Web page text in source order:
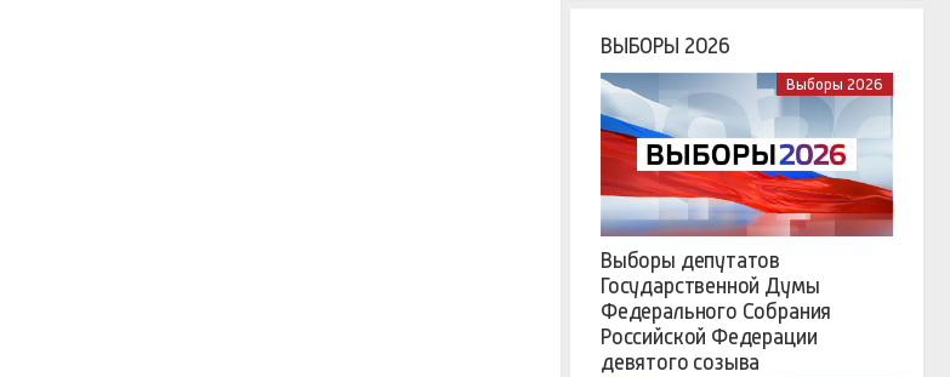
ВЫБОРЫ 2026
Выборы 2026
Выборы депутатов
Государственной Думы
Федерального Собрания
Российской Федерации
девятого созыва